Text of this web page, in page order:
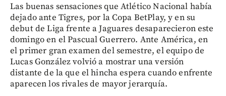
Las buenas sensaciones que Atlético Nacional había
dejado ante Tigres, por la Copa BetPlay, y en su
debut de Liga frente a Jaguares desaparecieron este
domingo en el Pascual Guerrero. Ante América, en
el primer gran examen del semestre, el equipo de
Lucas González volvió a mostrar una versión
distante de la que el hincha espera cuando enfrente
aparecen los rivales de mayor jerarquía.